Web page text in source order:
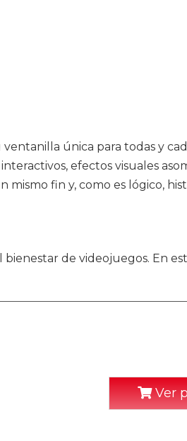
única para todas y
efectos visuales
fin y, como es lógico,
bienestar de videojuegos. En
Ver